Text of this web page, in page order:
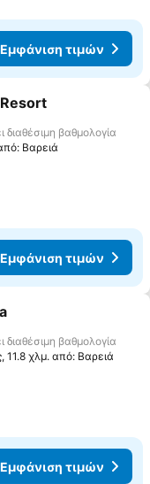
Εμφάνιση τιμών
στα αγαπημένα
διαθέσιμη βαθμολογία
Βαρειά
Εμφάνιση τιμών
στα αγαπημένα
διαθέσιμη βαθμολογία
11.8 χλμ. από: Βαρειά
Εμφάνιση τιμών